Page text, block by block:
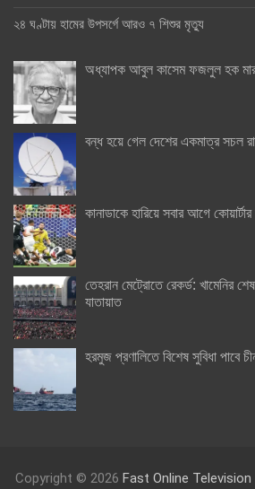
২৪ ঘণ্টায় হামের উপসর্গে আরও ৭ শিশুর মৃত্যু
অধ্যাপক আবুল কাসেম ফজলুল হক
বন্ধ হয়ে গেল দেশের একমাত্র সচল
কানাডাকে হারিয়ে সবার আগে
তেহরান মেট্রোতে রেকর্ড: খামেনির
যাতায়াত
হরমুজ প্রণালিতে বিশেষ সুবিধা পাবে
Copyright © 2026 Fast Online Television